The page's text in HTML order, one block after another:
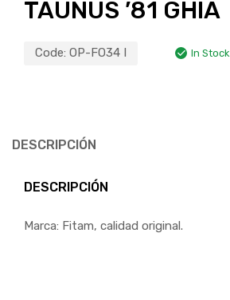
TAUNUS ’81 GHIA
Code: OP-FO34 I In Stock
DESCRIPCIÓN
DESCRIPCIÓN
Marca: Fitam, calidad original.